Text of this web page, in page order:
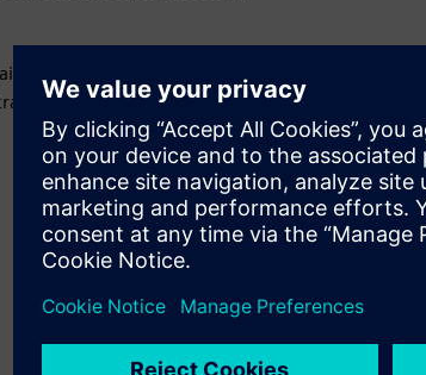
clean and controlled spaces,
between different